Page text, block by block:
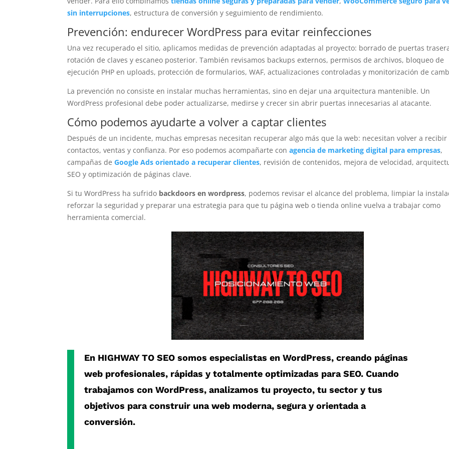
sin interrupciones, estructura de conversión y seguimiento de rendimiento.
Prevención: endurecer WordPress para evitar reinfecciones
Una vez recuperado el sitio, aplicamos medidas de prevención adaptadas al proyecto: borrado de puertas
rotación de claves y escaneo posterior. También revisamos backups externos, permisos de archivos, bloqueo de
ejecución PHP en uploads, protección de formularios, WAF, actualizaciones controladas y monitorización de
La prevención no consiste en instalar muchas herramientas, sino en dejar una arquitectura mantenible. Un
WordPress profesional debe poder actualizarse, medirse y crecer sin abrir puertas innecesarias al atacante.
Cómo podemos ayudarte a volver a captar clientes
Después de un incidente, muchas empresas necesitan recuperar algo más que la web: necesitan volver a recibir
contactos, ventas y confianza. Por eso podemos acompañarte conagencia de marketing digital para empresas,
campañas deGoogle Ads orientado a recuperar clientes, revisión de contenidos, mejora de velocidad,
SEO y optimización de páginas clave.
Si tu WordPress ha sufrido backdoors en wordpress, podemos revisar el alcance del problema, limpiar la
reforzar la seguridad y preparar una estrategia para que tu página web o tienda online vuelva a trabajar como
herramienta comercial.
En HIGHWAY TO SEO somos especialistas enWordPress, creando páginas
web profesionales, rápidas y totalmente optimizadas para SEO. Cuando
trabajamos conWordPress, analizamos tu proyecto, tu sector y tus
objetivos para construir una web moderna, segura y orientada a
conversión.